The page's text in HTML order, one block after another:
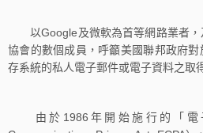
以Google及微軟為首等網路業者，
協會的數個成員，呼籲美國聯邦政府
存系統的私人電子郵件或電子資料之取
由於1986年開始施行的「電